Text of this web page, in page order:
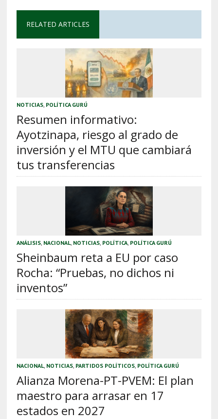
RELATED ARTICLES
NOTICIAS, POLÍTICA GURÚ
Resumen informativo:
Ayotzinapa, riesgo al grado de
inversión y el MTU que cambiará
tus transferencias
ANÁLISIS, NACIONAL, NOTICIAS, POLÍTICA, POLÍTICA GURÚ
Sheinbaum reta a EU por caso
Rocha: “Pruebas, no dichos ni
inventos”
NACIONAL, NOTICIAS, PARTIDOS POLÍTICOS, POLÍTICA GURÚ
Alianza Morena-PT-PVEM: El plan
maestro para arrasar en 17
estados en 2027